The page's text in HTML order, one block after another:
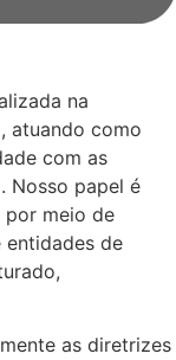
na
atuando como
com as
Nosso papel é
meio de
entidades de
as diretrizes